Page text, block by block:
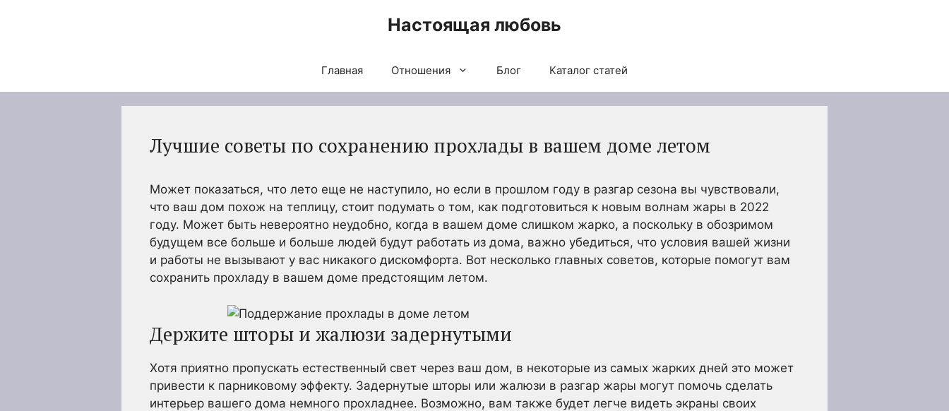
Настоящая любовь
Главная Отношения Блог Каталог статей
Лучшие советы по сохранению прохлады в вашем доме летом
Может показаться, что лето еще не наступило, но если в прошлом году в разгар сезона вы чувствовали,
что ваш дом похож на теплицу, стоит подумать о том, как подготовиться к новым волнам жары в 2022
году. Может быть невероятно неудобно, когда в вашем доме слишком жарко, а поскольку в обозримом
будущем все больше и больше людей будут работать из дома, важно убедиться, что условия вашей жизни
и работы не вызывают у вас никакого дискомфорта. Вот несколько главных советов, которые помогут вам
сохранить прохладу в вашем доме предстоящим летом.
Держите шторы и жалюзи задернутыми
Хотя приятно пропускать естественный свет через ваш дом, в некоторые из самых жарких дней это может
привести к парниковому эффекту. Задернутые шторы или жалюзи в разгар жары могут помочь сделать
интерьер вашего дома немного прохладнее. Возможно, вам также будет легче видеть экраны своих